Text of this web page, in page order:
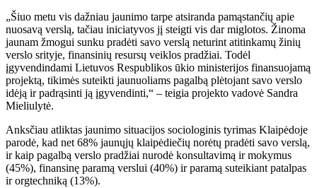
„Šiuo metu vis dažniau jaunimo tarpe atsiranda pamąstančių apie
nuosavą verslą, tačiau iniciatyvos jį steigti vis dar miglotos. Žinoma
jaunam žmogui sunku pradėti savo verslą neturint atitinkamų žinių
verslo srityje, finansinių resursų veiklos pradžiai. Todėl
įgyvendindami Lietuvos Respublikos ūkio ministerijos finansuojamą
projektą, tikimės suteikti jaunuoliams pagalbą plėtojant savo verslo
idėją ir padrąsinti ją įgyvendinti,“ – teigia projekto vadovė Sandra
Mieliulytė.
Anksčiau atliktas jaunimo situacijos sociologinis tyrimas Klaipėdoje
parodė, kad net 68% jaunųjų klaipėdiečių norėtų pradėti savo verslą,
ir kaip pagalbą verslo pradžiai nurodė konsultavimą ir mokymus
(45%), finansinę paramą verslui (40%) ir paramą suteikiant patalpas
ir orgtechniką (13%).